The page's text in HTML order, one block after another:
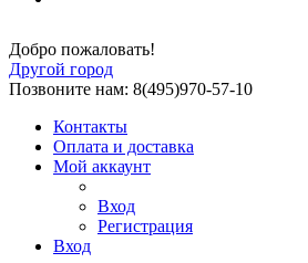
Добро пожаловать!
Другой город
Позвоните нам: 8(495)970-57-10
Контакты
Оплата и доставка
Мой аккаунт
Вход
Регистрация
Вход